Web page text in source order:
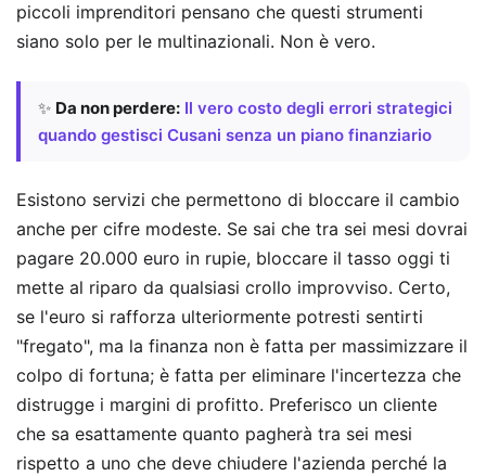
piccoli imprenditori pensano che questi strumenti
siano solo per le multinazionali. Non è vero.
✨ Da non perdere: Il vero costo degli errori strategici
quando gestisci Cusani senza un piano finanziario
Esistono servizi che permettono di bloccare il cambio
anche per cifre modeste. Se sai che tra sei mesi dovrai
pagare 20.000 euro in rupie, bloccare il tasso oggi ti
mette al riparo da qualsiasi crollo improvviso. Certo,
se l'euro si rafforza ulteriormente potresti sentirti
"fregato", ma la finanza non è fatta per massimizzare il
colpo di fortuna; è fatta per eliminare l'incertezza che
distrugge i margini di profitto. Preferisco un cliente
che sa esattamente quanto pagherà tra sei mesi
rispetto a uno che deve chiudere l'azienda perché la